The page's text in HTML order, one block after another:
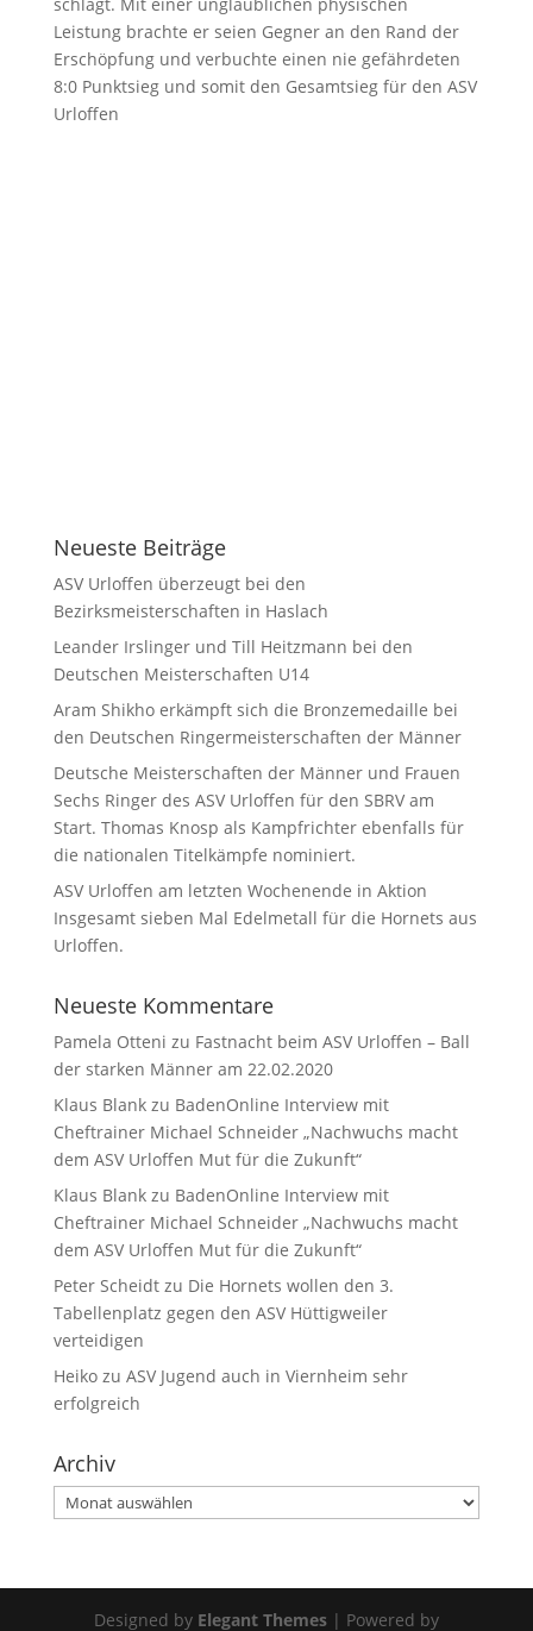
Leistung brachte er seien Gegner an den Rand der
Erschöpfung und verbuchte einen nie gefährdeten
8:0 Punktsieg und somit den Gesamtsieg für den ASV
Urloffen
Neueste Beiträge
ASV Urloffen überzeugt bei den
Bezirksmeisterschaften in Haslach
Leander Irslinger und Till Heitzmann bei den
Deutschen Meisterschaften U14
Aram Shikho erkämpft sich die Bronzemedaille bei
den Deutschen Ringermeisterschaften der Männer
Deutsche Meisterschaften der Männer und Frauen
Sechs Ringer des ASV Urloffen für den SBRV am
Start. Thomas Knosp als Kampfrichter ebenfalls für
die nationalen Titelkämpfe nominiert.
ASV Urloffen am letzten Wochenende in Aktion
Insgesamt sieben Mal Edelmetall für die Hornets aus
Urloffen.
Neueste Kommentare
Pamela Otteni zu Fastnacht beim ASV Urloffen – Ball
der starken Männer am 22.02.2020
Klaus Blankzu BadenOnline Interview mit
Cheftrainer Michael Schneider „Nachwuchs macht
dem ASV Urloffen Mut für die Zukunft“
Klaus Blankzu BadenOnline Interview mit
Cheftrainer Michael Schneider „Nachwuchs macht
dem ASV Urloffen Mut für die Zukunft“
Peter Scheidtzu Die Hornets wollen den 3.
Tabellenplatz gegen den ASV Hüttigweiler
verteidigen
Heikozu ASV Jugend auch in Viernheim sehr
erfolgreich
Archiv
Archiv
Designed by Elegant Themes| Powered by